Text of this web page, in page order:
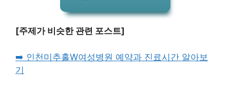
[주제가 비슷한 관련 포스트]
➡️ 인천미추홀W여성병원 예약과 진료시간 알아보
기